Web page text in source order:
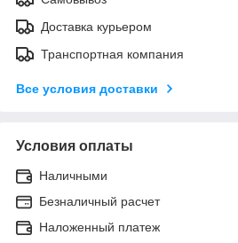
Доставка курьером
Транспортная компания
Все условия доставки
Условия оплаты
Наличными
Безналичный расчет
Наложенный платеж